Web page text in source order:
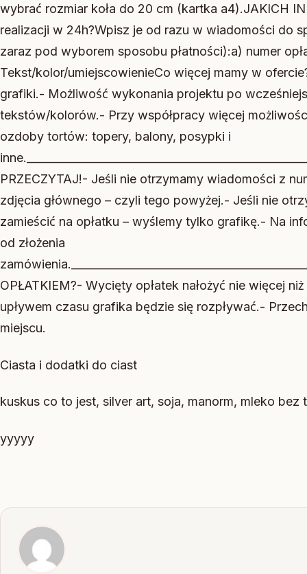
wybrać rozmiar koła do 20 cm (kartka a4).JAKICH
realizacji w 24h?Wpisz je od razu w wiadomości do
zaraz pod wyborem sposobu płatności):a) numer
Tekst/kolor/umiejscowienieCo więcej mamy w
grafiki.- Możliwość wykonania projektu po
tekstów/kolorów.- Przy współpracy więcej
ozdoby tortów: topery, balony, posypki i
PRZECZYTAJ!- Jeśli nie otrzymamy wiadomości z
zdjęcia głównego – czyli tego powyżej.- Jeśli nie
zamieścić na opłatku – wyślemy tylko grafikę.- Na
od złożenia
OPŁATKIEM?- Wycięty opłatek nałożyć nie więcej
upływem czasu grafika będzie się rozpływać.-
miejscu.
Ciasta i dodatki do ciast
kuskus co to jest, silver art, soja, manorm, mleko bez
yyyyy